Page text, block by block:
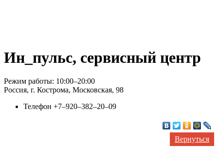
Ин_пульс, сервисный центр
Режим работы: 10:00–20:00
Россия, г. Кострома, Московская, 98
Телефон +7‒920‒382‒20‒09
Вернуться